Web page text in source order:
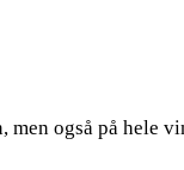
også på hele